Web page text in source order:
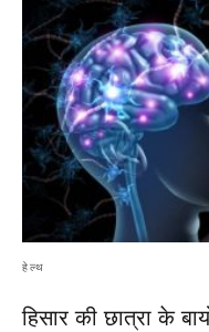
हेल्थ
हिसार की छात्रा के